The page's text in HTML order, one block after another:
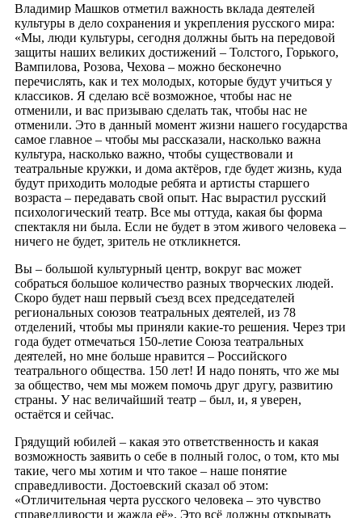
Владимир Машков отметил важность вклада деятелей
культуры в дело сохранения и укрепления русского мира:
«Мы, люди культуры, сегодня должны быть на передовой
защиты наших великих достижений – Толстого, Горького,
Вампилова, Розова, Чехова – можно бесконечно
перечислять, как и тех молодых, которые будут учиться у
классиков. Я сделаю всё возможное, чтобы нас не
отменили, и вас призываю сделать так, чтобы нас не
отменили. Это в данный момент жизни нашего государства
самое главное – чтобы мы рассказали, насколько важна
культура, насколько важно, чтобы существовали и
театральные кружки, и дома актёров, где будет жизнь, куда
будут приходить молодые ребята и артисты старшего
возраста – передавать свой опыт. Нас вырастил русский
психологический театр. Все мы оттуда, какая бы форма
спектакля ни была. Если не будет в этом живого человека –
ничего не будет, зритель не откликнется.
Вы – большой культурный центр, вокруг вас может
собраться большое количество разных творческих людей.
Скоро будет наш первый съезд всех председателей
региональных союзов театральных деятелей, из 78
отделений, чтобы мы приняли какие-то решения. Через три
года будет отмечаться 150-летие Союза театральных
деятелей, но мне больше нравится – Российского
театрального общества. 150 лет! И надо понять, что же мы
за общество, чем мы можем помочь друг другу, развитию
страны. У нас величайший театр – был, и, я уверен,
остаётся и сейчас.
Грядущий юбилей – какая это ответственность и какая
возможность заявить о себе в полный голос, о том, кто мы
такие, чего мы хотим и что такое – наше понятие
справедливости. Достоевский сказал об этом:
«Отличительная черта русского человека – это чувство
справедливости и жажда её». Это всё должны открывать